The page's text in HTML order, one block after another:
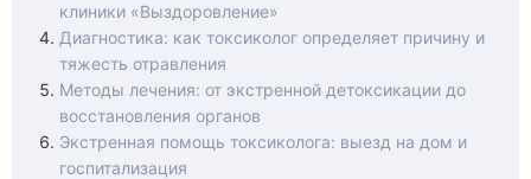
клиники «Выздоровление»
Диагностика: как токсиколог определяет причину и
тяжесть отравления
Методы лечения: от экстренной детоксикации до
восстановления органов
Экстренная помощь токсиколога: выезд на дом и
госпитализация